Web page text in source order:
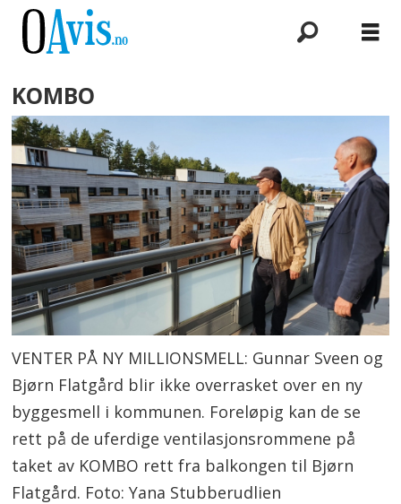
KOMBO
VENTER PÅ NY MILLIONSMELL: Gunnar Sveen og
Bjørn Flatgård blir ikke overrasket over en ny
byggesmell i kommunen. Foreløpig kan de se
rett på de uferdige ventilasjonsrommene på
taket av KOMBO rett fra balkongen til Bjørn
Flatgård. Foto: Yana Stubberudlien